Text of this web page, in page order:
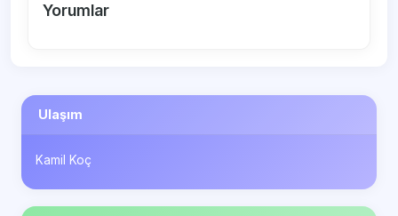
Yorumlar
Ulaşım
Kamil Koç